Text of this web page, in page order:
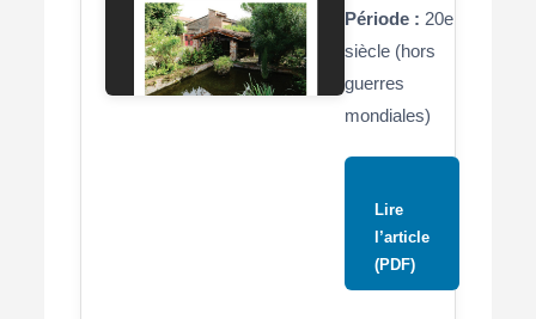
Période : 20e
siècle (hors
guerres
mondiales)
Lire
l’article
(PDF)